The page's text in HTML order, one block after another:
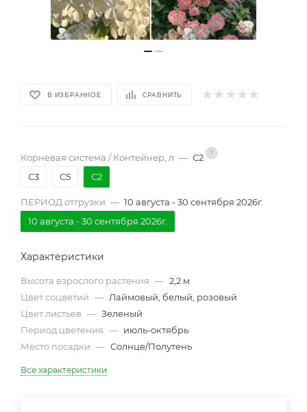
В ИЗБРАННОЕ СРАВНИТЬ
Корневая система / Контейнер, л — С2 ?
С3 С5 С2
ПЕРИОД отгрузки — 10 августа - 30 сентября 2026г.
10 августа - 30 сентября 2026г.
Характеристики
Высота взрослого растения — 2,2 м
Цвет соцветий — Лаймовый, белый, розовый
Цвет листьев — Зеленый
Период цветения — июль-октябрь
Место посадки — Солнце/Полутень
Все характеристики